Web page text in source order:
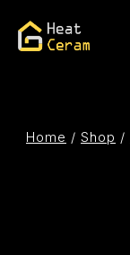
Home / Shop /